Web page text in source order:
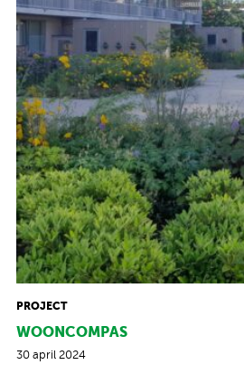
PROJECT
WOONCOMPAS
30 april 2024